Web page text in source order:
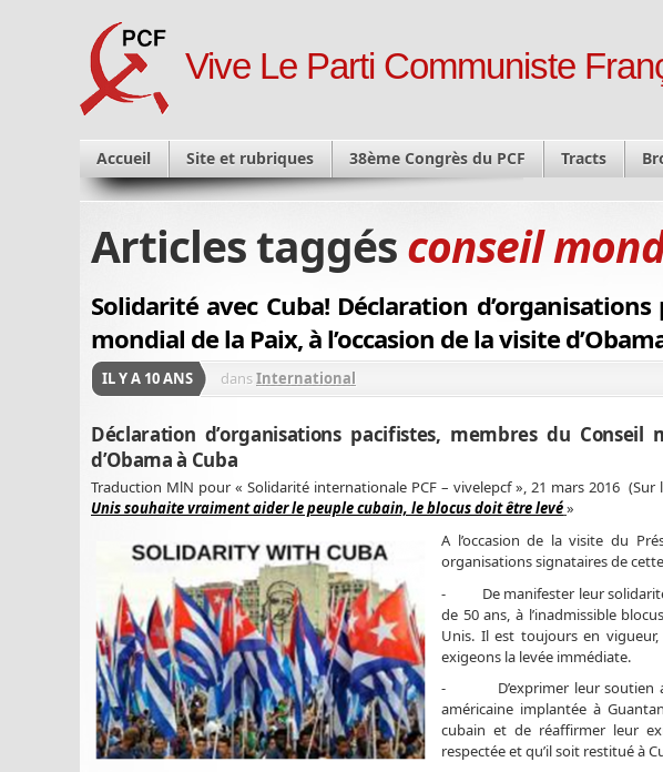
Vive Le Parti Communiste
Accueil Site et rubriques 38ème Congrès du PCF Tracts
Articles taggésconseil
Solidarité avec Cuba! Déclaration
mondial de la Paix, à l’occasion de la visite
IL Y A 10 ANS dansInternational
Déclaration d’organisations pacifistes, membres du
d’Obama à Cuba
Traduction MlN pour « Solidarité internationale PCF – vivelepcf », 21 mars 2016 (Sur
Unis souhaite vraiment aider le peuple cubain, le blocus doit être levé»
A l’occasion de la visite du
organisations signataires de
- De manifester leur solidarité
de 50 ans, à l’inadmissible
Unis. Il est toujours en
exigeons la levée immédiate.
- D’exprimer leur soutien
américaine implantée à
cubain et de réaffirmer leur
respectée et qu’il soit restitué à